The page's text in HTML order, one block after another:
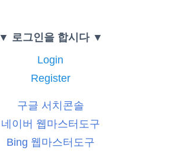
▼ 로그인을 합시다 ▼
Login
Register
구글 서치콘솔
네이버 웹마스터도구
Bing 웹마스터도구